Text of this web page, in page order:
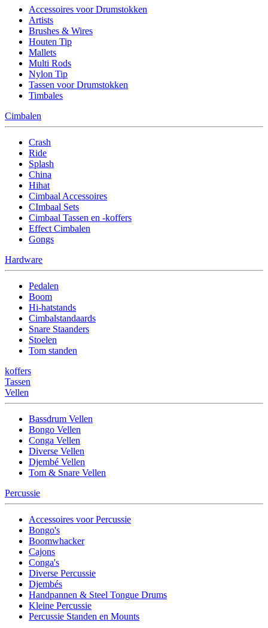
Accessoires voor Drumstokken
Artists
Brushes & Wires
Houten Tip
Mallets
Multi Rods
Nylon Tip
Tassen voor Drumstokken
Timbales
Cimbalen
Crash
Ride
Splash
China
Hihat
Cimbaal Accessoires
CImbaal Sets
Cimbaal Tassen en -koffers
Effect Cimbalen
Gongs
Hardware
Pedalen
Boom
Hi-hatstands
Cimbalstandaards
Snare Staanders
Stoelen
Tom standen
koffers
Tassen
Vellen
Bassdrum Vellen
Bongo Vellen
Conga Vellen
Diverse Vellen
Djembé Vellen
Tom & Snare Vellen
Percussie
Accessoires voor Percussie
Bongo's
Boomwhacker
Cajons
Conga's
Diverse Percussie
Djembés
Handpannen & Steel Tongue Drums
Kleine Percussie
Percussie Standen en Mounts